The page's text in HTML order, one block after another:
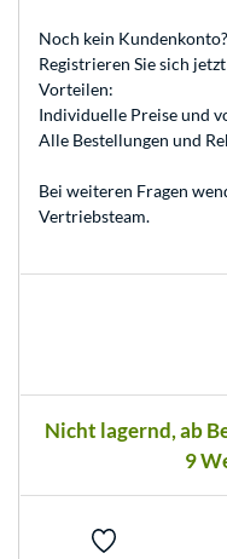
Noch kein Kundenkonto?
Registrieren Sie sich
Vorteilen:
Individuelle Preise und
Alle Bestellungen und
Bei weiteren Fragen
Vertriebsteam.
Nicht lagernd, ab
9